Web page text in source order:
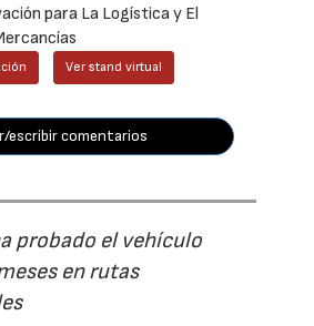
para La Logística y El
Ver stand virtual
escribir comentarios
probado el vehículo
en rutas